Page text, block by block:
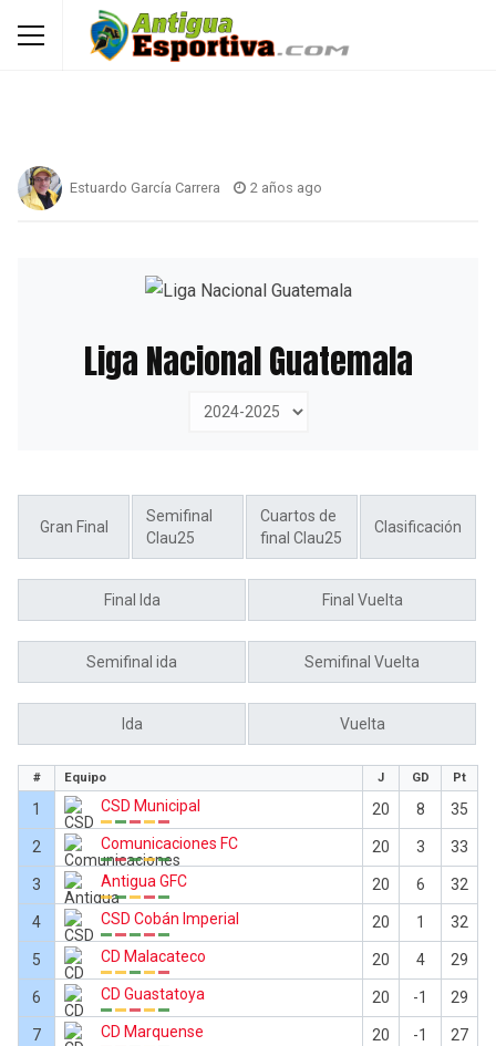
Estuardo García Carrera 2 años ago
Liga Nacional Guatemala
Gran Final
Semifinal
Clau25
Cuartos de
final Clau25
Clasificación
Final Ida Final Vuelta
Semifinal ida Semifinal Vuelta
Ida Vuelta
# Equipo J GD Pt
1 CSD Municipal 20 8 35
2 Comunicaciones FC 20 3 33
3 Antigua GFC 20 6 32
4 CSD Cobán Imperial 20 1 32
5 CD Malacateco 20 4 29
6 CD Guastatoya 20 -1 29
7 CD Marquense 20 -1 27